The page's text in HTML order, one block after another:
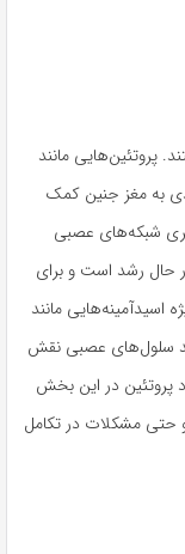
پروتئین‌هایی مانند
به مغز جنین کمک
شبکه‌های عصبی
حال رشد است و برای
اسیدآمینه‌هایی مانند
سلول‌های عصبی نقش
پروتئین در این بخش
حتی مشکلات در تکامل